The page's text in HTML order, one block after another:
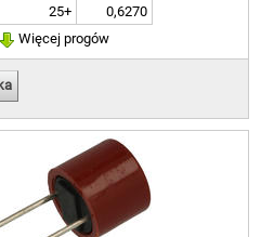
25+
0,6270
Więcej progów